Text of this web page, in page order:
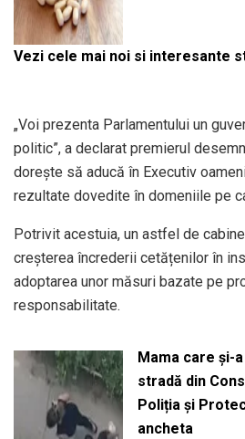
Vezi cele mai noi si interesante
„Voi prezenta Parlamentului un
politic”, a declarat premierul
dorește să aducă în Executiv
rezultate dovedite în domeniile pe
Potrivit acestuia, un astfel de
creșterea încrederii cetățenilor în
adoptarea unor măsuri bazate pe
responsabilitate.
Mama care și-
stradă din
Poliția și
ancheta